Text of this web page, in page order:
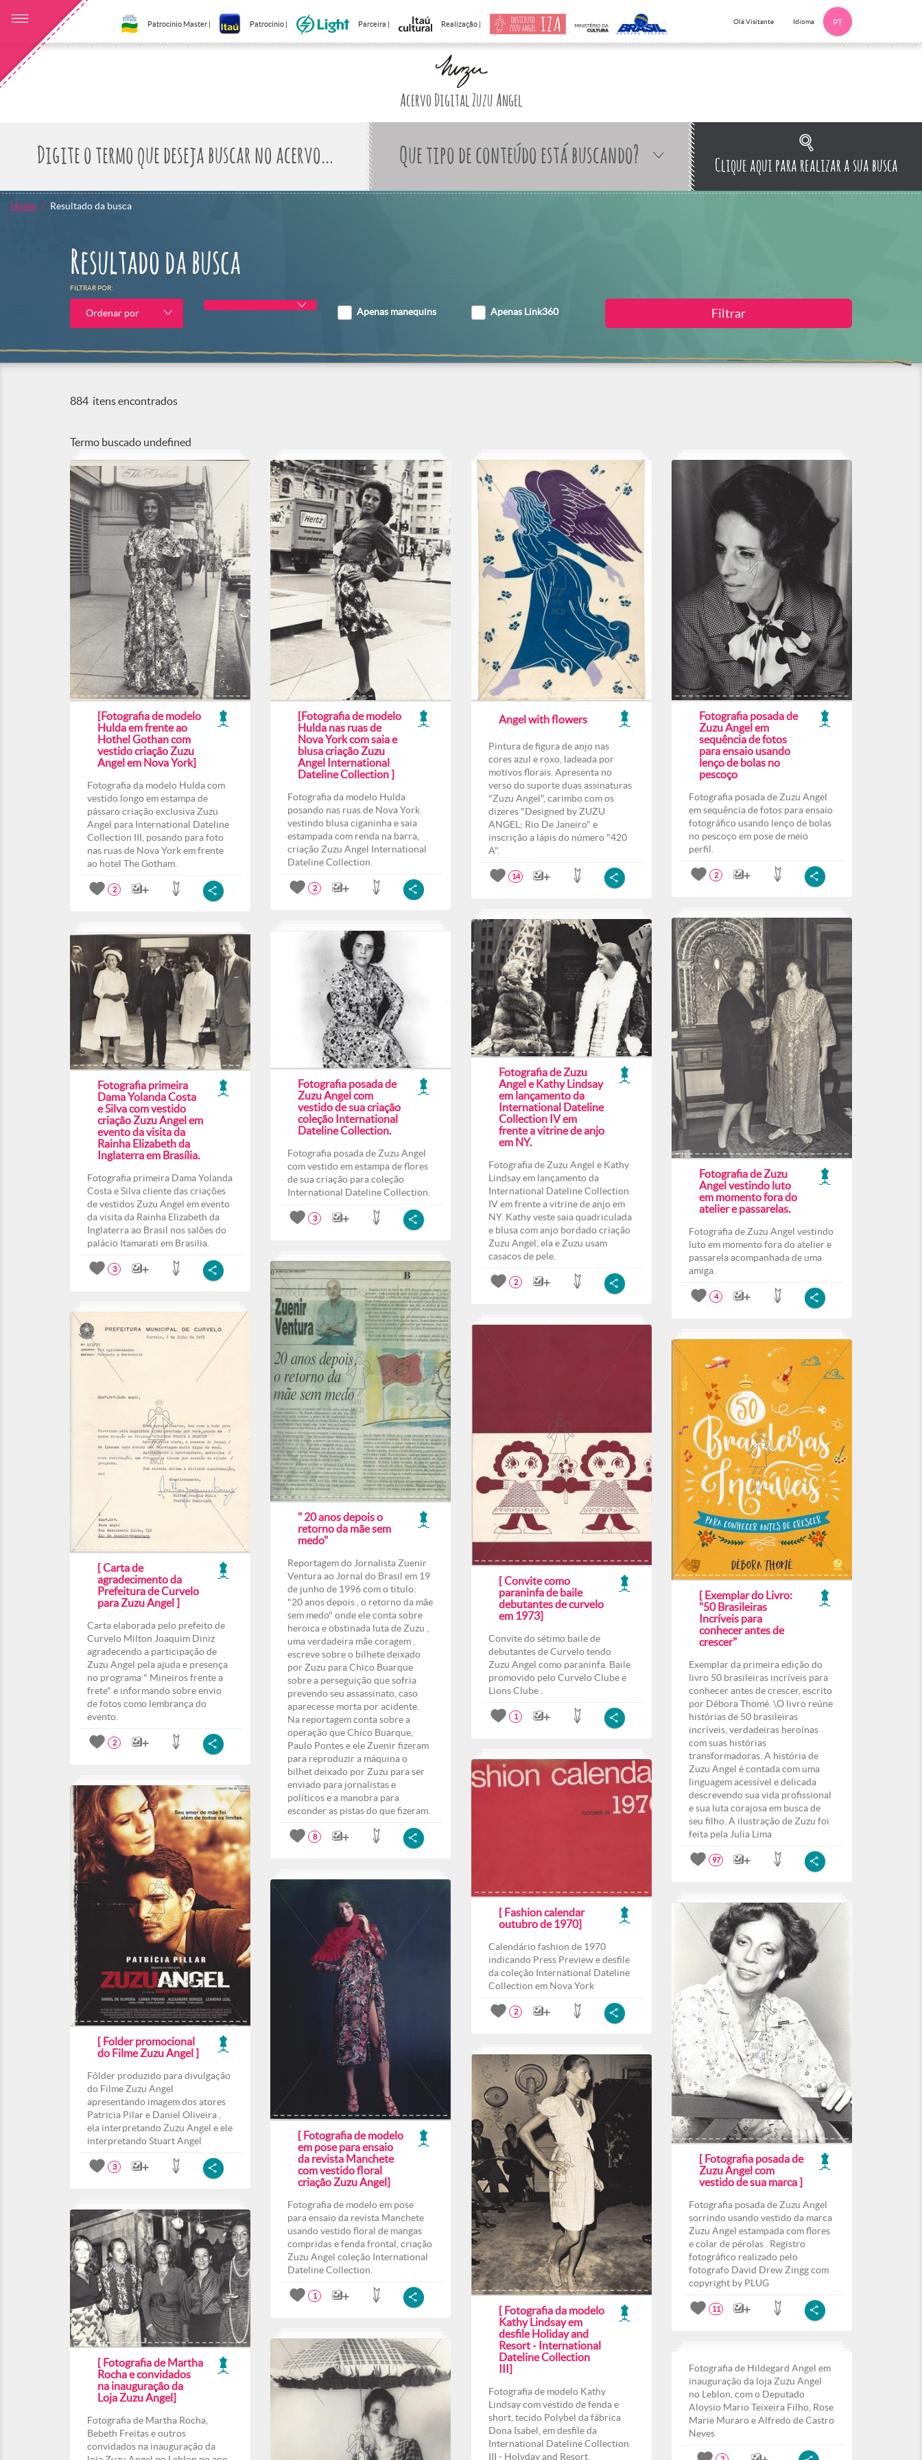
Patrocínio Master | Patrocínio | Parceira | Realização | Olá Visitante Idioma PT
Acervo Digital Zuzu Angel
Que tipo de conteúdo está buscando? Clique aqui para realizar a sua busca
Home Resultado da busca
Resultado da busca
FILTRAR POR:
Ordenar por Apenas manequins Apenas Link360
884 itens encontrados
Termo buscado undefined
[Fotografia de modelo
Hulda em frente ao
Hothel Gothan com
vestido criação Zuzu
Angel em Nova York]
Fotografia da modelo Hulda com
vestido longo em estampa de
pássaro criação exclusiva Zuzu
Angel para International Dateline
Collection III, posando para foto
nas ruas de Nova York em frente
ao hotel The Gotham.
2
[Fotografia de modelo
Hulda nas ruas de
Nova York com saia e
blusa criação Zuzu
Angel International
Dateline Collection ]
Fotografia da modelo Hulda
posando nas ruas de Nova York
vestindo blusa ciganinha e saia
estampada com renda na barra,
criação Zuzu Angel International
Dateline Collection.
2
Angel with flowers
Pintura de figura de anjo nas
cores azul e roxo, ladeada por
motivos florais. Apresenta no
verso do suporte duas assinaturas
"Zuzu Angel", carimbo com os
dizeres "Designed by ZUZU
ANGEL; Rio De Janeiro" e
inscrição a lápis do número "420
A".
14
Fotografia posada de
Zuzu Angel em
sequência de fotos
para ensaio usando
lenço de bolas no
pescoço
Fotografia posada de Zuzu Angel
em sequência de fotos para ensaio
fotográfico usando lenço de bolas
no pescoço em pose de meio
perfil.
2
Fotografia de Zuzu
Angel vestindo luto
em momento fora do
atelier e passarelas.
Fotografia de Zuzu Angel vestindo
luto em momento fora do atelier e
passarela acompanhada de uma
amiga.
4
Fotografia de Zuzu
Angel e Kathy Lindsay
em lançamento da
International Dateline
Collection IV em
frente a vitrine de anjo
em NY.
Fotografia de Zuzu Angel e Kathy
Lindsay em lançamento da
International Dateline Collection
IV em frente a vitrine de anjo em
NY. Kathy veste saia quadriculada
e blusa com anjo bordado criação
Zuzu Angel, ela e Zuzu usam
casacos de pele.
2
Fotografia posada de
Zuzu Angel com
vestido de sua criação
coleção International
Dateline Collection.
Fotografia posada de Zuzu Angel
com vestido em estampa de flores
de sua criação para coleção
International Dateline Collection.
3
Fotografia primeira
Dama Yolanda Costa
e Silva com vestido
criação Zuzu Angel em
evento da visita da
Rainha Elizabeth da
Inglaterra em Brasília.
Fotografia primeira Dama Yolanda
Costa e Silva cliente das criações
de vestidos Zuzu Angel em evento
da visita da Rainha Elizabeth da
Inglaterra ao Brasil nos salões do
palácio Itamarati em Brasilia.
3
" 20 anos depois o
retorno da mãe sem
medo"
Reportagem do Jornalista Zuenir
Ventura ao Jornal do Brasil em 19
de junho de 1996 com o titulo:
"20 anos depois , o retorno da mãe
sem medo" onde ele conta sobre
heroica e obstinada luta de Zuzu ,
uma verdadeira mãe coragem ,
escreve sobre o bilhete deixado
por Zuzu para Chico Buarque
sobre a perseguição que sofria
prevendo seu assassinato, caso
aparecesse morta por acidente.
Na reportagem conta sobre a
operação que Chico Buarque,
Paulo Pontes e ele Zuenir fizeram
para reproduzir a máquina o
bilhet deixado por Zuzu para ser
enviado para jornalistas e
políticos e a manobra para
esconder as pistas do que fizeram.
8
[ Carta de
agradecimento da
Prefeitura de Curvelo
para Zuzu Angel ]
Carta elaborada pelo prefeito de
Curvelo Milton Joaquim Diniz
agradecendo a participação de
Zuzu Angel pela ajuda e presença
no programa " Mineiros frente a
frete" e informando sobre envio
de fotos como lembrança do
evento.
2
[ Convite como
paraninfa de baile
debutantes de curvelo
em 1973]
Convite do sétimo baile de
debutantes de Curvelo tendo
Zuzu Angel como paraninfa. Baile
promovido pelo Curvelo Clube e
Lions Clube .
1
[ Exemplar do Livro:
"50 Brasileiras
Incríveis para
conhecer antes de
crescer"
Exemplar da primeira edição do
livro 50 brasileiras incríveis para
conhecer antes de crescer, escrito
por Débora Thomé. \O livro reúne
histórias de 50 brasileiras
incríveis, verdadeiras heroínas
com suas histórias
transformadoras. A história de
Zuzu Angel é contada com uma
linguagem acessível e delicada
descrevendo sua vida profissional
e sua luta corajosa em busca de
seu filho. A ilustração de Zuzu foi
feita pela Julia Lima
97
[ Fashion calendar
outubro de 1970]
Calendário fashion de 1970
indicando Press Preview e desfile
da coleção International Dateline
Collection em Nova York
2
[ Folder promocional
do Filme Zuzu Angel ]
Fôlder produzido para divulgação
do Filme Zuzu Angel
apresentando imagem dos atores
Patricia Pilar e Daniel Oliveira ,
ela interpretando Zuzu Angel e ele
interpretando Stuart Angel
3
[ Fotografia de modelo
em pose para ensaio
da revista Manchete
com vestido floral
criação Zuzu Angel]
Fotografia de modelo em pose
para ensaio da revista Manchete
usando vestido floral de mangas
compridas e fenda frontal, criação
Zuzu Angel coleção International
Dateline Collection.
1
[ Fotografia posada de
Zuzu Angel com
vestido de sua marca ]
Fotografia posada de Zuzu Angel
sorrindo usando vestido da marca
Zuzu Angel estampada com flores
e colar de pérolas . Registro
fotográfico realizado pelo
fotografo David Drew Zingg com
copyright by PLUG
11
[ Fotografia da modelo
Kathy Lindsay em
desfile Holiday and
Resort - International
Dateline Collection
III]
Fotografia de modelo Kathy
Lindsay com vestido de fenda e
short, tecido Polybel da fábrica
Dona Isabel, em desfile da
International Dateline Collection
III - Holyday and Resort.
[ Fotografia de Martha
Rocha e convidados
na inauguração da
Loja Zuzu Angel]
Fotografia de Martha Rocha,
Bebeth Freitas e outros
convidados na inauguração da
Fotografia de Hildegard Angel em
inauguração da loja Zuzu Angel
no Leblon, com o Deputado
Aloysio Mario Teixeira Filho, Rose
Marie Muraro e Alfredo de Castro
Neves